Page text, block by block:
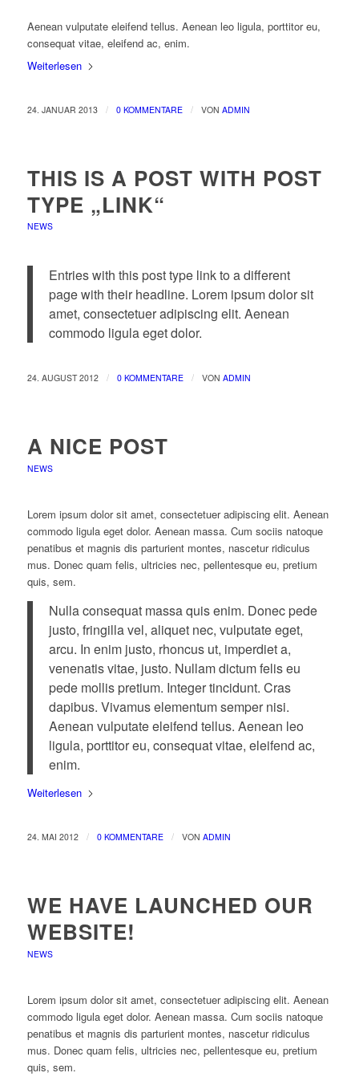
Aenean vulputate eleifend tellus. Aenean leo ligula, porttitor eu,
consequat vitae, eleifend ac, enim.
Weiterlesen
24. JANUAR 2013 / 0 KOMMENTARE / VON ADMIN
THIS IS A POST WITH POST
TYPE „LINK“
NEWS
Entries with this post type link to a different
page with their headline. Lorem ipsum dolor sit
amet, consectetuer adipiscing elit. Aenean
commodo ligula eget dolor.
24. AUGUST 2012 / 0 KOMMENTARE / VON ADMIN
A NICE POST
NEWS
Lorem ipsum dolor sit amet, consectetuer adipiscing elit. Aenean
commodo ligula eget dolor. Aenean massa. Cum sociis natoque
penatibus et magnis dis parturient montes, nascetur ridiculus
mus. Donec quam felis, ultricies nec, pellentesque eu, pretium
quis, sem.
Nulla consequat massa quis enim. Donec pede
justo, fringilla vel, aliquet nec, vulputate eget,
arcu. In enim justo, rhoncus ut, imperdiet a,
venenatis vitae, justo. Nullam dictum felis eu
pede mollis pretium. Integer tincidunt. Cras
dapibus. Vivamus elementum semper nisi.
Aenean vulputate eleifend tellus. Aenean leo
ligula, porttitor eu, consequat vitae, eleifend ac,
enim.
Weiterlesen
24. MAI 2012 / 0 KOMMENTARE / VON ADMIN
WE HAVE LAUNCHED OUR
WEBSITE!
NEWS
Lorem ipsum dolor sit amet, consectetuer adipiscing elit. Aenean
commodo ligula eget dolor. Aenean massa. Cum sociis natoque
penatibus et magnis dis parturient montes, nascetur ridiculus
mus. Donec quam felis, ultricies nec, pellentesque eu, pretium
quis, sem.